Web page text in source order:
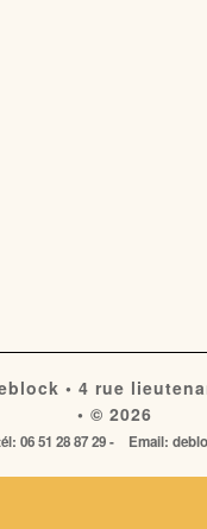
• 4 rue
• © 2026
tél: 06 51 28 87 29 - Email: